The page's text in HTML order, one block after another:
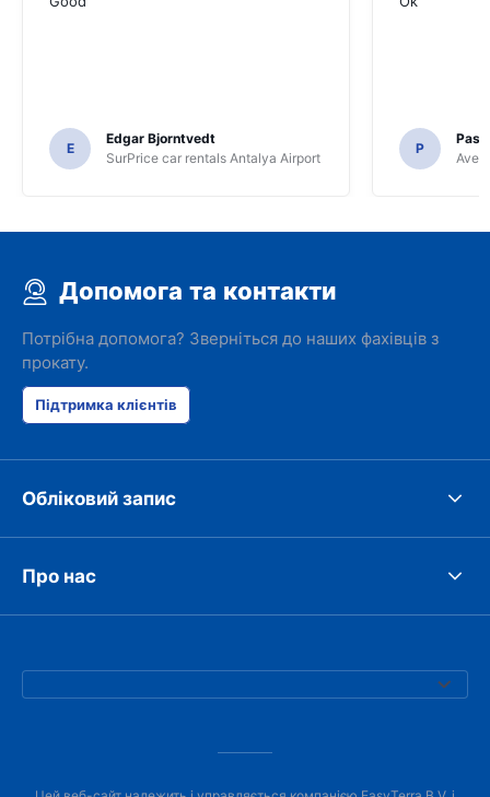
E
Edgar Bjorntvedt
SurPrice car rentals Antalya Airport
P
Avec
Допомога та контакти
Потрібна допомога? Зверніться до наших фахівців з
прокату.
Підтримка клієнтів
Обліковий запис
Про нас